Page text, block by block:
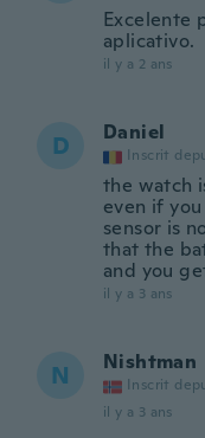
Excelente
aplicativo.
il y a 2 ans
D Daniel
Inscrit
the watch
even if
sensor is
that the
and you
il y a 3 ans
N Nishtman
Inscrit
il y a 3 ans